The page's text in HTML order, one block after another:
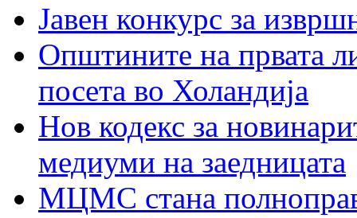
Јавен конкурс за
Општините на првата
посета во Холандија
Нов кодекс за
медиуми на заедницата
МЦМС стана